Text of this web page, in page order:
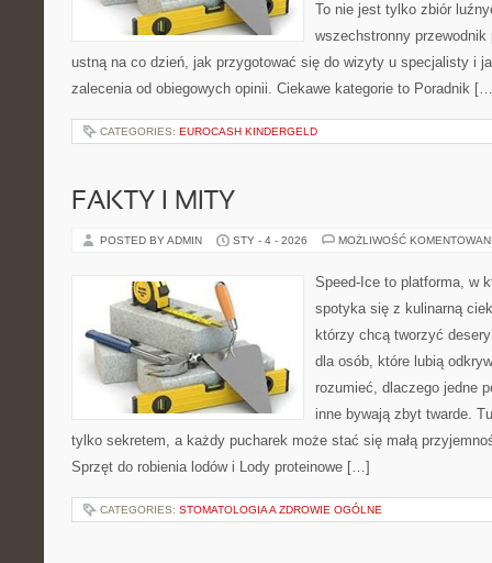
To nie jest tylko zbiór
wszechstronny
ustną na co dzień, jak przygotować się do wizyty u specjalisty i
zalecenia od obiegowych opinii. Ciekawe kategorie to Poradnik
CATEGORIES: EUROCASH KINDERGELD
FAKTY I MITY
POSTED BY ADMIN STY - 4 - 2026 MOŻLIWOŚĆ
Speed-Ice to platforma, w
spotyka się z kulinarną
którzy chcą tworzyć
dla osób, które lubią
rozumieć, dlaczego jedne
inne bywają zbyt twarde.
tylko sekretem, a każdy pucharek może stać się małą
Sprzęt do robienia lodów i Lody proteinowe […]
CATEGORIES: STOMATOLOGIA A ZDROWIE OGÓLNE